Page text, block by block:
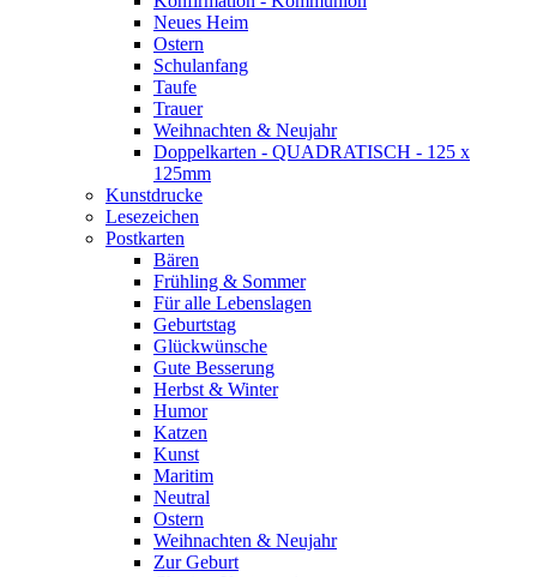
Neues Heim
Ostern
Schulanfang
Taufe
Trauer
Weihnachten & Neujahr
Doppelkarten - QUADRATISCH - 125 x
125mm
Kunstdrucke
Lesezeichen
Postkarten
Bären
Frühling & Sommer
Für alle Lebenslagen
Geburtstag
Glückwünsche
Gute Besserung
Herbst & Winter
Humor
Katzen
Kunst
Maritim
Neutral
Ostern
Weihnachten & Neujahr
Zur Geburt